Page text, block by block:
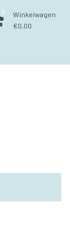
0
Winkelwagen
€0,00